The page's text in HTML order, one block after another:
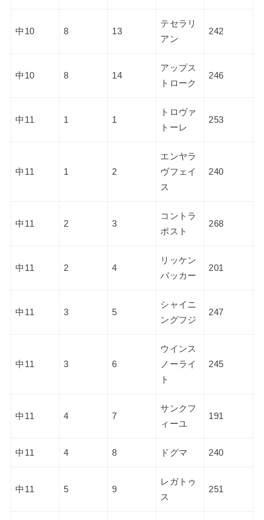
中10 8 13
テセラリ
アン
242
中10 8 14
アップス
トローク
246
中11 1 1
トロヴァ
トーレ
253
中11 1 2
エンヤラ
ヴフェイ
ス
240
中11 2 3
コントラ
ポスト
268
中11 2 4
リッケン
バッカー
201
中11 3 5
シャイニ
ングフジ
247
中11 3 6
ウインス
ノーライ
ト
245
中11 4 7
サンクフ
ィーユ
191
中11 4 8 ドグマ 240
中11 5 9
レガトゥ
ス
251